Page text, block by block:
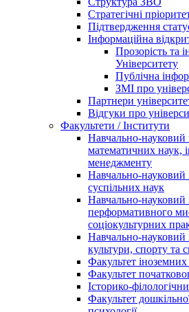
Стратегічні
Підтвердження
Інформаційна
Прозорість та
Університету
Публічна
ЗМІ про
Партнери
Відгуки про
Факультети / Інститути
Навчально-науковий
математичних наук,
менеджменту
Навчально-науковий
суспільних наук
Навчально-науковий
перформативного
соціокультурних
Навчально-науковий
культури, спорту та
Факультет
Факультет
Історико-
Факультет